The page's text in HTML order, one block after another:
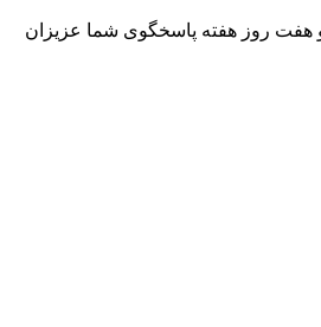
هفت روز هفته پاسخگوی شما عزیزان